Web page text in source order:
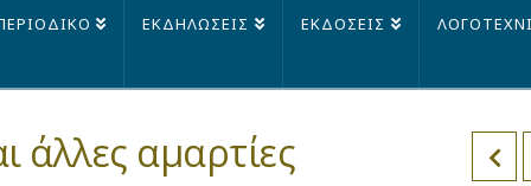
MANDRAGORAS ΕΚΔΗΛΩΣΕΙΣ ΕΚΔΟΣΕΙΣ
άλλες αμαρτίες